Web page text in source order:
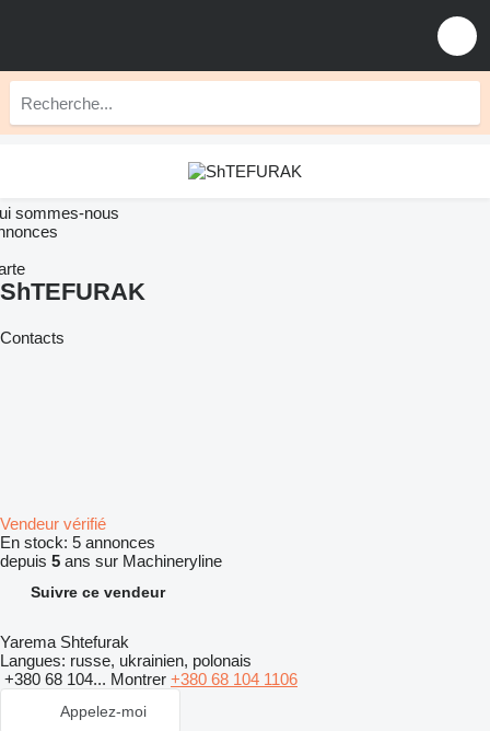
sommes-nous
ShTEFURAK
Contacts
Vendeur vérifié
En stock: 5 annonces
depuis 5 ans sur Machineryline
Suivre ce vendeur
Yarema Shtefurak
Langues: russe, ukrainien, polonais
+380 68 104... Montrer +380 68 104 1106
Appelez-moi